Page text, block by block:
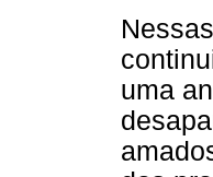
uma